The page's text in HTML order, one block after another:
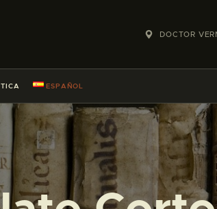
DOCTOR
ESPAÑOL